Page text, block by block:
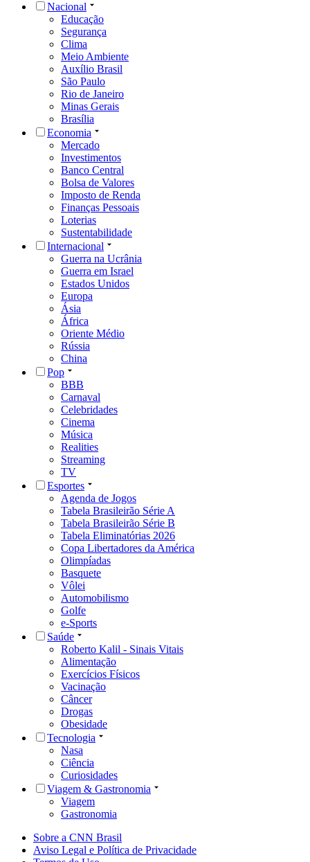
Nacional
Educação
Segurança
Clima
Meio Ambiente
Auxílio Brasil
São Paulo
Rio de Janeiro
Minas Gerais
Brasília
Economia
Mercado
Investimentos
Banco Central
Bolsa de Valores
Imposto de Renda
Finanças Pessoais
Loterias
Sustentabilidade
Internacional
Guerra na Ucrânia
Guerra em Israel
Estados Unidos
Europa
Ásia
África
Oriente Médio
Rússia
China
Pop
BBB
Carnaval
Celebridades
Cinema
Música
Realities
Streaming
TV
Esportes
Agenda de Jogos
Tabela Brasileirão Série A
Tabela Brasileirão Série B
Tabela Eliminatórias 2026
Copa Libertadores da América
Olimpíadas
Basquete
Vôlei
Automobilismo
Golfe
e-Sports
Saúde
Roberto Kalil - Sinais Vitais
Alimentação
Exercícios Físicos
Vacinação
Câncer
Drogas
Obesidade
Tecnologia
Nasa
Ciência
Curiosidades
Viagem & Gastronomia
Viagem
Gastronomia
Sobre a CNN Brasil
Aviso Legal e Política de Privacidade